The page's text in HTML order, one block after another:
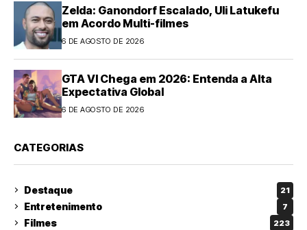
Zelda: Ganondorf Escalado, Uli Latukefu
em Acordo Multi-filmes
6 DE AGOSTO DE 2026
GTA VI Chega em 2026: Entenda a Alta
Expectativa Global
6 DE AGOSTO DE 2026
CATEGORIAS
Destaque 21
Entretenimento 7
Filmes 223